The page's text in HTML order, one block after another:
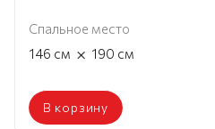
Спальное место
146 см × 190 см
В корзину